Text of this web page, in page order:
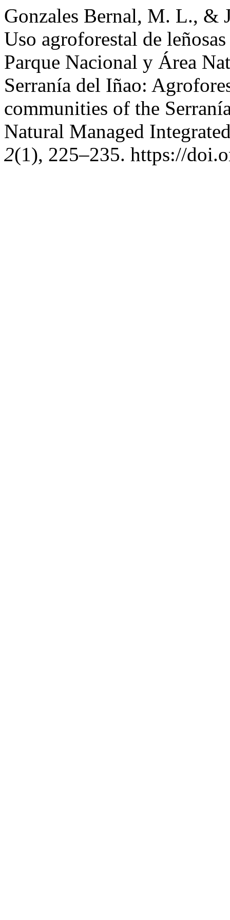
Gonzales Bernal, M. L., &
Uso agroforestal de
Parque Nacional y Área
Serranía del Iñao:
communities of the
Natural Managed
2(1), 225–235. https://